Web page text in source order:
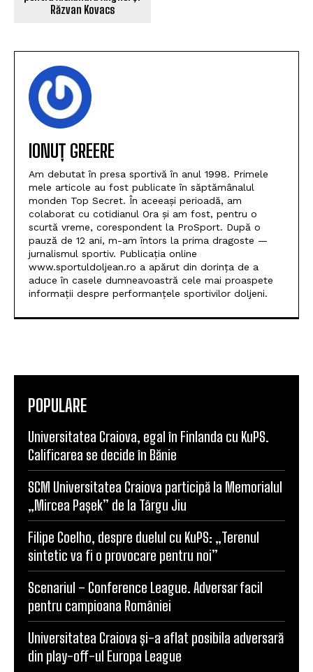
IONUȚ GREERE
Am debutat în presa sportivă în anul 1998. Primele
mele articole au fost publicate în săptămânalul
monden Top Secret. În aceeași perioadă, am
colaborat cu cotidianul Ora și am fost, pentru o
scurtă vreme, corespondent la ProSport. După o
pauză de 12 ani, m-am întors la prima dragoste —
jurnalismul sportiv. Publicația online
www.sportuldoljean.ro a apărut din dorința de a
aduce în casele dumneavoastră cele mai proaspete
informații despre performanțele sportivilor doljeni.
Calificarea se decide în Bănie
SCM Universitatea Craiova participă la Memorialul
„Mircea Pașek” de la Târgu Jiu
Filipe Coelho, despre duelul cu KuPS: „Terenul
sintetic va fi o provocare pentru noi”
Scenariul – Conference League. Adversar facil
pentru campioana României
Universitatea Craiova și-a aflat posibila adversară
din play-off-ul Europa League